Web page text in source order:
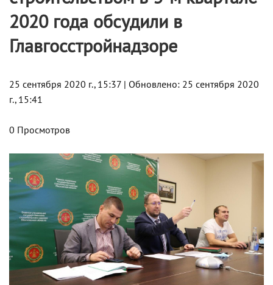
2020 года обсудили в
Главгосстройнадзоре
25 сентября 2020 г., 15:37 | Обновлено: 25 сентября 2020
г., 15:41
0 Просмотров